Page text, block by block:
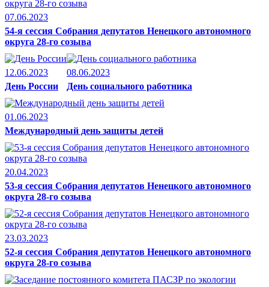
07.06.2023
54-я сессия Собрания депутатов Ненецкого автономного
округа 28-го созыва
12.06.2023
День России
08.06.2023
День социального работника
01.06.2023
Международный день защиты детей
20.04.2023
53-я сессия Собрания депутатов Ненецкого автономного
округа 28-го созыва
23.03.2023
52-я сессия Собрания депутатов Ненецкого автономного
округа 28-го созыва